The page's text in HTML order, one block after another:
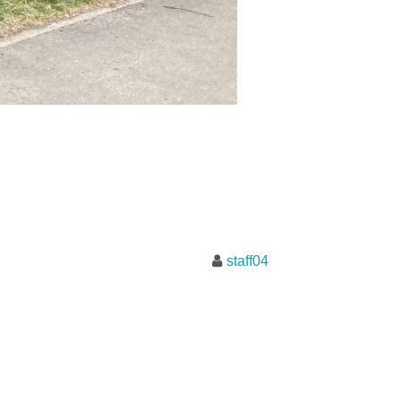
staff04